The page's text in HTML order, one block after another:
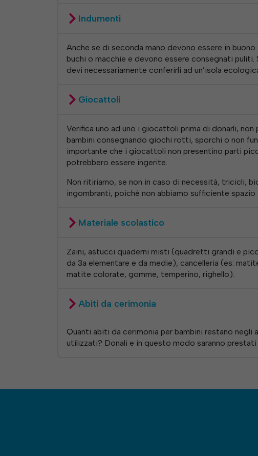
Indumenti
Anche se di seconda mano devono essere in
buchi o macchie e devono essere consegnati
devi necessariamente conferirli ad un’isola
Giocattoli
Verifica uno ad uno i giocattoli prima di donarli, non
bambini consegnando giochi rotti, sporchi o non
importante che i giocattoli non presentino parti
potrebbero essere ingerite.
Non ritiriamo, se non in caso di necessità, tricicli,
ingombranti, poiché non abbiamo sufficiente
Materiale scolastico
Zaini, astucci quaderni misti (quadretti grandi e
da 3a elementare e da medie), cancelleria (es:
matite colorate, gomme, temperino, righello).
Abiti da cerimonia
Quanti abiti da cerimonia per bambini restano negli
utilizzati? Donali e in questo modo saranno prestati